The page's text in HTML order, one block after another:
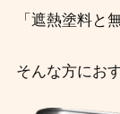
「遮熱塗料と
そんな方にお